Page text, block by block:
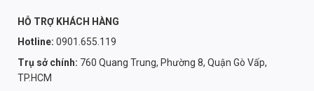
HỖ TRỢ KHÁCH HÀNG
Hotline: 0901.655.119
Trụ sở chính: 760 Quang Trung, Phường 8, Quận Gò Vấp,
TP.HCM